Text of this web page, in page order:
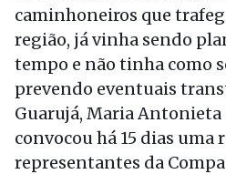
caminhoneiros que
região, já vinha sendo
tempo e não tinha como
prevendo eventuais
Guarujá, Maria Antonieta
convocou há 15 dias uma
representantes da